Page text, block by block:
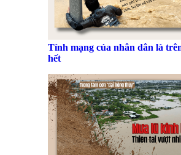
Tính mạng của nhân dân là
hết